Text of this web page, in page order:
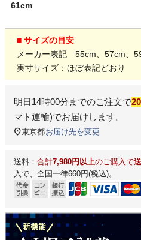
61cm
■ サイズの目安
メーカー表記 55cm、57cm、
実寸サイズ：ほぼ表記どおり
明日14時00分 までのご注文で
マト運輸)でお届けします。
東京都お届け先を変更
送料： 合計7,980円以上のご購入で
入で、全国一律660円(税込)。